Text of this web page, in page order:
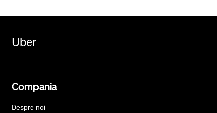
Uber
Compania
Despre noi